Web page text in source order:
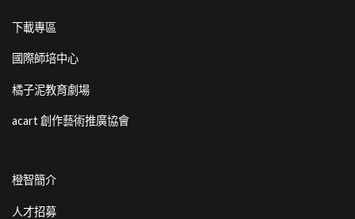
下載專區
國際師培中心
橘子泥教育劇場
acart 創作藝術推廣協會
橙智簡介
人才招募